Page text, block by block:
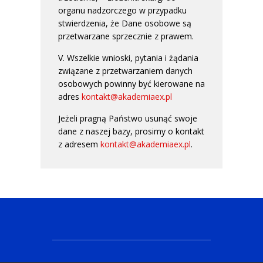
organu nadzorczego w przypadku
stwierdzenia, że Dane osobowe są
przetwarzane sprzecznie z prawem.
V. Wszelkie wnioski, pytania i żądania
związane z przetwarzaniem danych
osobowych powinny być kierowane na
adres kontakt@akademiaex.pl
Jeżeli pragną Państwo usunąć swoje
dane z naszej bazy, prosimy o kontakt
z adresem kontakt@akademiaex.pl.